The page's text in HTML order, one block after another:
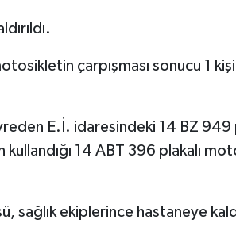
çarpışması sonucu 1 kişi
E.İ. idaresindeki 14 BZ 949
14 ABT 396 plakalı
sağlık ekiplerince hastaneye